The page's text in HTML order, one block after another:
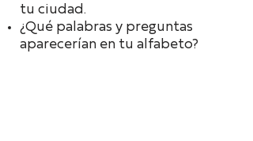
tu ciudad.
¿Qué palabras y preguntas
aparecerían en tu alfabeto?